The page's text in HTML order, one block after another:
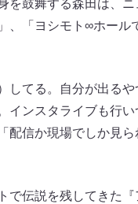
を鼓舞する森田は、
、「ヨシモト∞ホー
してる。自分が出
インスタライブも行
配信か現場でしか見
で伝説を残してきた